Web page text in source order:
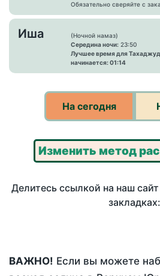
Обязательно сверяйте с
Иша
(Ночной намаз)
Середина ночи: 23:50
Лучшее время для
начинается: 01:14
На сегодня
Изменить метод
Делитесь ссылкой на наш
закладках:
ВАЖНО! Если вы можете